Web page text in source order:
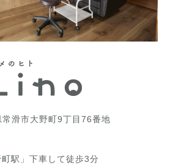
常滑市大野町9丁目76番地
駅」下車して徒歩3分